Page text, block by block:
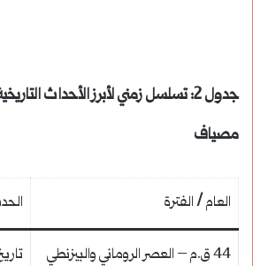
جدول 2: تسلسل زمني لأبرز الأحداث
مصياف
العام / الفترة
44 ق.م – العصر الروماني والبيزنطي